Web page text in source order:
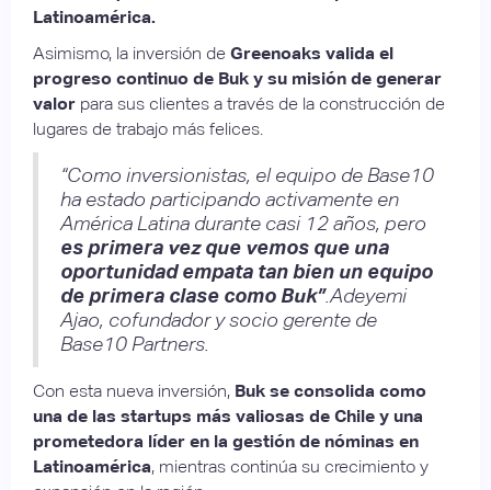
Latinoamérica.
Asimismo, la inversión de Greenoaks valida el
progreso continuo de Buk y su misión de generar
valor para sus clientes a través de la construcción de
lugares de trabajo más felices.
“Como inversionistas, el equipo de Base10
ha estado participando activamente en
América Latina durante casi 12 años, pero
es primera vez que vemos que una
oportunidad empata tan bien un equipo
de primera clase como Buk”.Adeyemi
Ajao, cofundador y socio gerente de
Base10 Partners.
Con esta nueva inversión, Buk se consolida como
una de las startups más valiosas de Chile y una
prometedora líder en la gestión de nóminas en
Latinoamérica, mientras continúa su crecimiento y